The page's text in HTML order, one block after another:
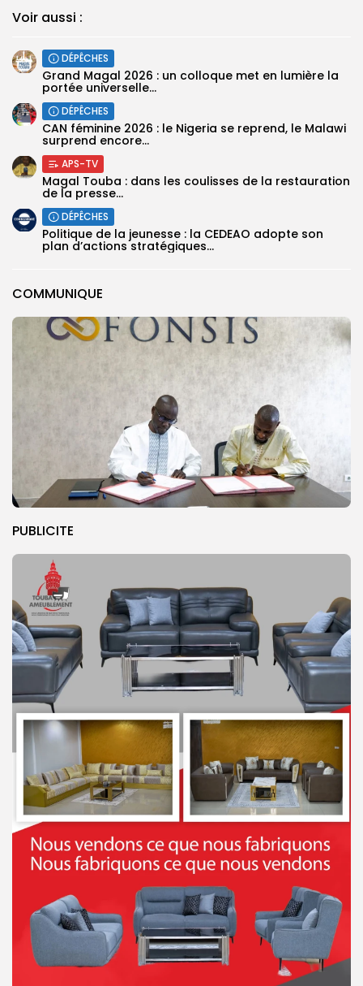
COMMUNIQUE
PUBLICITE
Voir aussi :
DÉPÊCHES
Grand Magal 2026 : un colloque met en lumière la
portée universelle...
DÉPÊCHES
‎CAN féminine 2026 : le Nigeria se reprend, le Malawi
surprend encore...
APS-TV
Magal Touba : dans les coulisses de la restauration
de la presse...
DÉPÊCHES
Politique de la jeunesse : la CEDEAO adopte son
plan d’actions stratégiques...